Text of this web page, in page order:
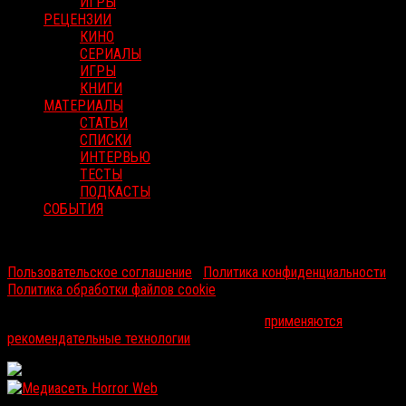
РЕЦЕНЗИИ
КИНО
СЕРИАЛЫ
ИГРЫ
КНИГИ
МАТЕРИАЛЫ
СТАТЬИ
СПИСКИ
ИНТЕРВЬЮ
ТЕСТЫ
ПОДКАСТЫ
СОБЫТИЯ
Пользовательское соглашение
Политика конфиденциальности
Политика обработки файлов cookie
применяются
рекомендательные технологии